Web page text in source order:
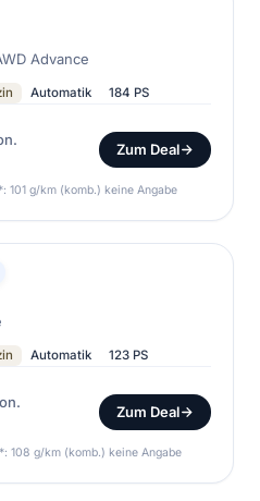
Advance
Automatik 184 PS
Zum Deal
101 g/km (komb.) keine Angabe
Automatik 123 PS
Zum Deal
108 g/km (komb.) keine Angabe